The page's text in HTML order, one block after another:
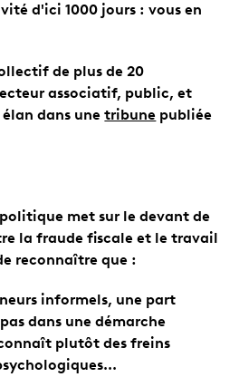
d'ici 1000 jours : vous en
de plus de 20
associatif, public, et
dans unetribune publiée
met sur le devant de
la fraude fiscale et le travail
reconnaître que :
informels, une part
dans une démarche
plutôt des freins